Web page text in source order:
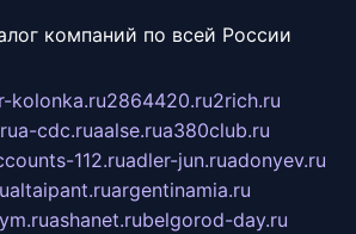
компаний по всей России
kolonka.ru2864420.ru2rich.ru
a-cdc.ruaalse.rua380club.ru
112.ruadler-jun.ruadonyev.ru
altaipant.ruargentinamia.ru
ashanet.rubelgorod-day.ru